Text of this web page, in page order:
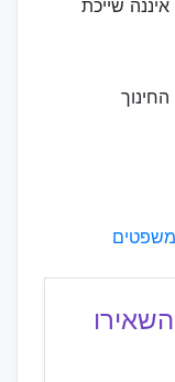
איננה שייכת